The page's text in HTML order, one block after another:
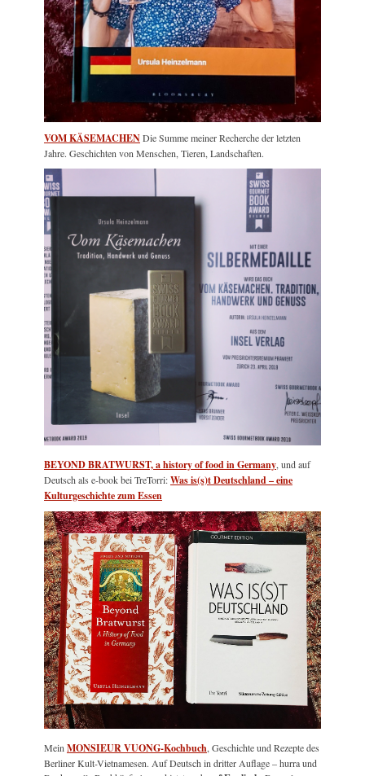
VOM KÄSEMACHENDie Summe meiner Recherche der letzten
Jahre. Geschichten von Menschen, Tieren, Landschaften.
BEYOND BRATWURST, a history of food in Germany, und auf
Deutsch als e-book bei TreTorri:Was is(s)t Deutschland – eine
Kulturgeschichte zum Essen
MeinMONSIEUR VUONG-Kochbuch, Geschichte und Rezepte des
Berliner Kult-Vietnamesen. Auf Deutsch in dritter Auflage – hurra und